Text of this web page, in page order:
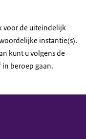
voor de uiteindelijk
instantie(s).
kunt u volgens de
beroep gaan.